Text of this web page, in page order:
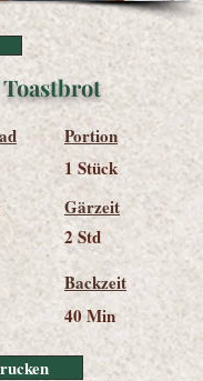
Portion
1 Stück
Gärzeit
2 Std
Backzeit
40 Min